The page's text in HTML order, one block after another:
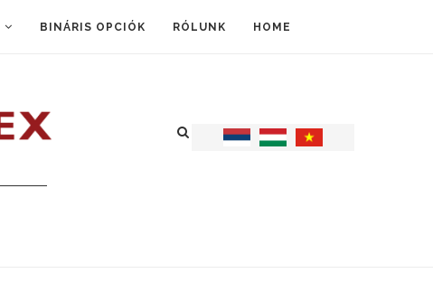
BINÁRIS OPCIÓK RÓLUNK HOME